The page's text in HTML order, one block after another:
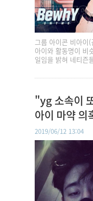
그룹 아이콘 비아이
아이와 활동명이 비
일임을 밝혀 네티즌
"yg 소속이
아이 마약
2019/06/12 13:04